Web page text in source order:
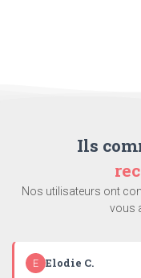
Ils
Nos utilisateurs ont
vous
E Elodie C.